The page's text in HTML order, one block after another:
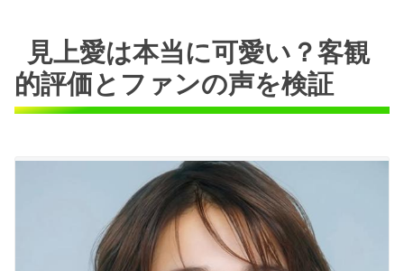
見上愛は本当に可愛い？客観
的評価とファンの声を検証